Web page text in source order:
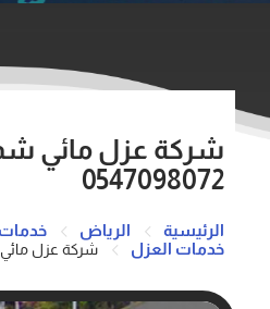
شركة عزل مائي
0547098072
الرئيسية الرياض
خدمات العزل
شركة عزل مائي شمال